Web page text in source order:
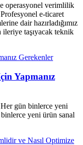
operasyonel verimlilik
e-ticaret
dair hazırladığımız
taşıyacak teknik
Yapmanız
gün binlerce yeni
yeni ürün sanal